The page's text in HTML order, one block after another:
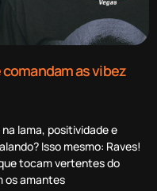
as vibez
lama, positividade e
Isso mesmo: Raves!
tocam vertentes do
os amantes